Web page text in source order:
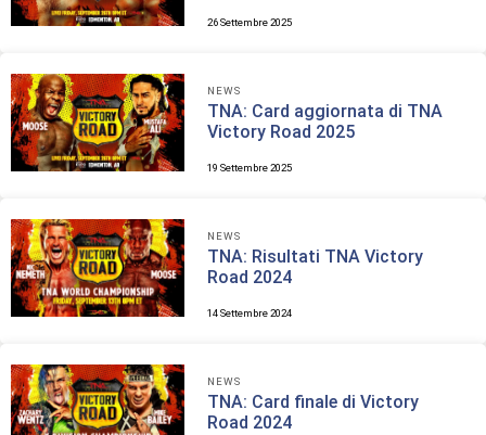
26 Settembre 2025
NEWS
TNA: Card aggiornata di TNA
Victory Road 2025
19 Settembre 2025
NEWS
TNA: Risultati TNA Victory
Road 2024
14 Settembre 2024
NEWS
TNA: Card finale di Victory
Road 2024